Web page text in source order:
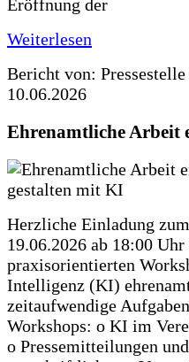
Eröffnung der
Weiterlesen
Bericht von:
10.06.2026
Ehrenamtliche Arbeit
Herzliche Einladung
19.06.2026 ab 18:00
praxisorientierten
Intelligenz (KI)
zeitaufwendige
Workshops: o KI im
o Pressemitteilungen